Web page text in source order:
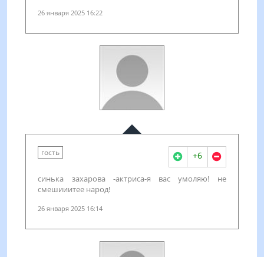
26 января 2025 16:22
гость +6
синька захарова -актриса-я вас умоляю! не
смешииитее народ!
26 января 2025 16:14